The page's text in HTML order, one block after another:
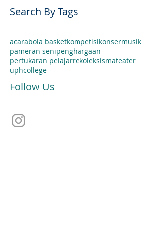
Search By Tags
acarabola basketkompetisikonsermusik
pameran senipenghargaan
pertukaran pelajarrekoleksismateater
uphcollege
Follow Us